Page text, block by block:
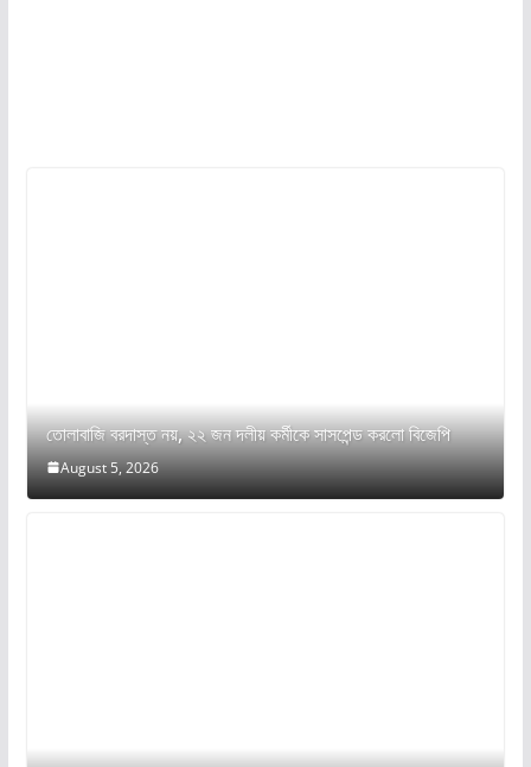
তোলাবাজি বরদাস্ত নয়, ২২ জন দলীয় কর্মীকে সাসপেন্ড করলো বিজেপি
August 5, 2026